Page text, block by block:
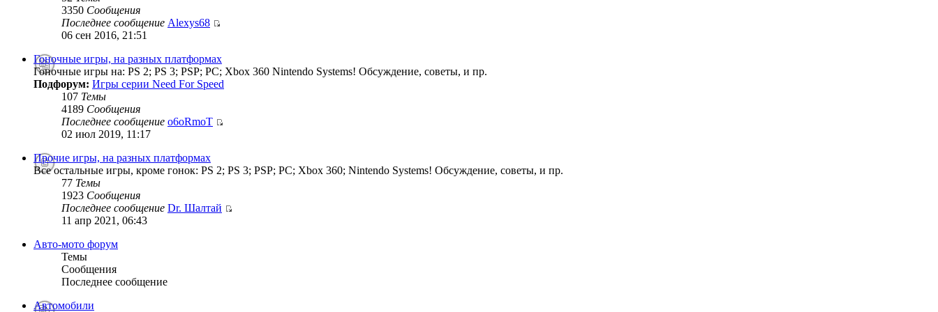
3350 Сообщения
Последнее сообщение Alexys68
06 сен 2016, 21:51
Гоночные игры, на разных платформах
Гоночные игры на: PS 2; PS 3; PSP; PC; Xbox 360 Nintendo Systems! Обсуждение, советы, и пр.
Подфорум: Игры серии Need For Speed
107 Темы
4189 Сообщения
Последнее сообщение o6oRmoT
02 июл 2019, 11:17
Прочие игры, на разных платформах
Все остальные игры, кроме гонок: PS 2; PS 3; PSP; PC; Xbox 360; Nintendo Systems! Обсуждение, советы, и пр.
77 Темы
1923 Сообщения
Последнее сообщение Dr. Шалтай
11 апр 2021, 06:43
Авто-мото форум
Темы
Сообщения
Последнее сообщение
Автомобили